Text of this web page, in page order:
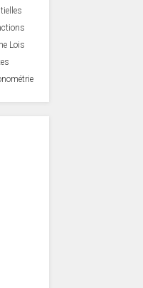
Lois